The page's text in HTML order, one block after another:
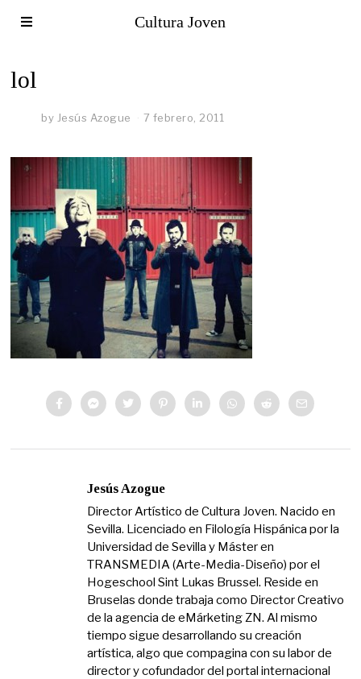
Cultura Joven
lol
by Jesús Azogue 7 febrero, 2011
Jesús Azogue
Director Artístico de Cultura Joven. Nacido en
Sevilla. Licenciado en Filología Hispánica por la
Universidad de Sevilla y Máster en
TRANSMEDIA (Arte-Media-Diseño) por el
Hogeschool Sint Lukas Brussel. Reside en
Bruselas donde trabaja como Director Creativo
de la agencia de eMárketing ZN. Al mismo
tiempo sigue desarrollando su creación
artística, algo que compagina con su labor de
director y cofundador del portal internacional